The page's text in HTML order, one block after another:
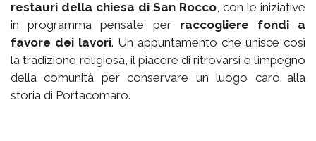
restauri della chiesa di San Rocco, con le iniziative
in programma pensate per raccogliere fondi a
favore dei lavori. Un appuntamento che unisce così
la tradizione religiosa, il piacere di ritrovarsi e l’impegno
della comunità per conservare un luogo caro alla
storia di Portacomaro.